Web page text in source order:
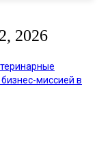
2026
миссией в